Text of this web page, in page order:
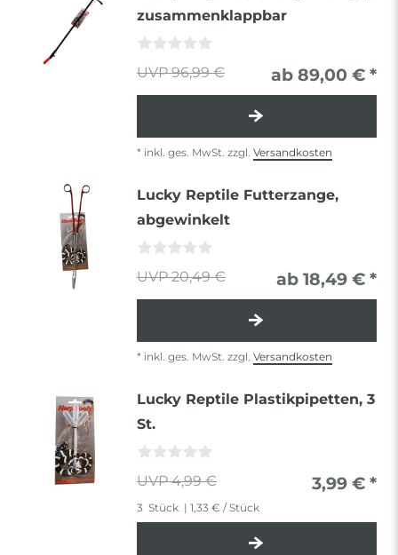
zusammenklappbar
96,99 € ab 89,00 € *
* inkl. ges. MwSt. zzgl. Versandkosten
Lucky Reptile Futterzange,
abgewinkelt
20,49 € ab 18,49 € *
* inkl. ges. MwSt. zzgl. Versandkosten
Lucky Reptile Plastikpipetten, 3
St.
4,99 € 3,99 € *
3 Stück | 1,33 € / Stück